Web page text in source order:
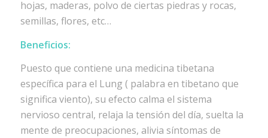
hojas, maderas, polvo de ciertas piedras y rocas,
semillas, flores, etc…
Beneficios:
Puesto que contiene una medicina tibetana
específica para el Lung ( palabra en tibetano que
significa viento), su efecto calma el sistema
nervioso central, relaja la tensión del día, suelta la
mente de preocupaciones, alivia síntomas de